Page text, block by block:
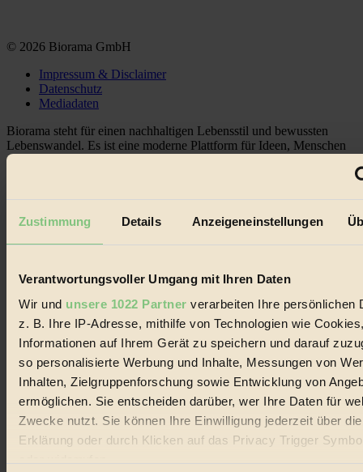
Zustimmung Details Anzeigeneinstellungen
Verantwortungsvoller Umgang mit Ihren Daten
Wir und unsere 1022 Partner verarbeiten Ihre persönlichen
z. B. Ihre IP-Adresse, mithilfe von Technologien wie
Informationen auf Ihrem Gerät zu speichern und darauf
so personalisierte Werbung und Inhalte, Messungen von
Inhalten, Zielgruppenforschung sowie Entwicklung von
ermöglichen. Sie entscheiden darüber, wer Ihre Daten für
Zwecke nutzt. Sie können Ihre Einwilligung jederzeit über
Erklärung oder durch Klicken auf das Privacy Trigger
© 2026 Biorama GmbH
Impressum & Disclaimer
Datenschutz
Mediadaten
Biorama steht für einen nachhaltigen Lebensstil und bewussten
Lebenswandel. Es ist eine moderne Plattform für Ideen, Menschen
und Produkte, ein Leitfaden im schnell wachsenden Markt des
Social Media
22.601 Fans auf Facebook
3.415 Follower auf Twitter
Themen
Bio
Nachhaltigkeit
Vegan